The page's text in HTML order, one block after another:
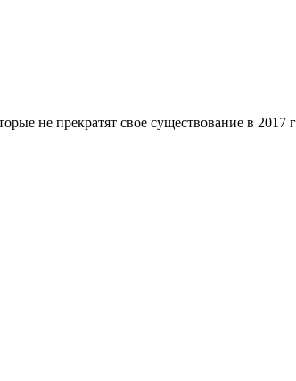
не прекратят свое существование в